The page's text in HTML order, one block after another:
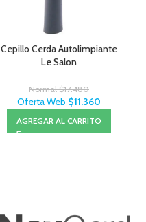
Cepillo Cerda Autolimpiante
Le Salon
Normal$17.480
Oferta Web $11.360
AGREGAR AL CARRITO